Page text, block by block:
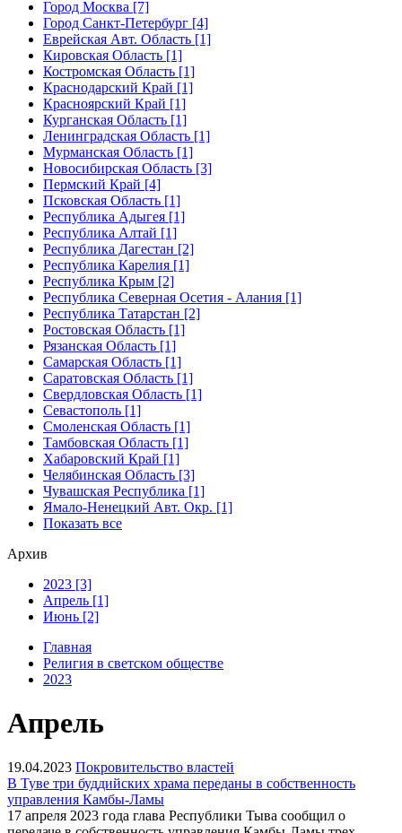
Город Москва [7]
Город Санкт-Петербург [4]
Еврейская Авт. Область [1]
Кировская Область [1]
Костромская Область [1]
Краснодарский Край [1]
Красноярский Край [1]
Курганская Область [1]
Ленинградская Область [1]
Мурманская Область [1]
Новосибирская Область [3]
Пермский Край [4]
Псковская Область [1]
Республика Адыгея [1]
Республика Алтай [1]
Республика Дагестан [2]
Республика Карелия [1]
Республика Крым [2]
Республика Северная Осетия - Алания [1]
Республика Татарстан [2]
Ростовская Область [1]
Рязанская Область [1]
Самарская Область [1]
Саратовская Область [1]
Свердловская Область [1]
Севастополь [1]
Смоленская Область [1]
Тамбовская Область [1]
Хабаровский Край [1]
Челябинская Область [3]
Чувашская Республика [1]
Ямало-Ненецкий Авт. Окр. [1]
Показать все
Архив
2023 [3]
Апрель [1]
Июнь [2]
Главная
Религия в светском обществе
2023
Апрель
19.04.2023 Покровительство властей
В Туве три буддийских храма переданы в собственность
управления Камбы-Ламы
17 апреля 2023 года глава Республики Тыва сообщил о